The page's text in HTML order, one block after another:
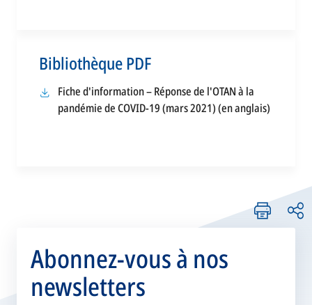
Bibliothèque PDF
Fiche d'information – Réponse de l'OTAN à la
pandémie de COVID-19 (mars 2021) (en anglais)
Abonnez-vous à nos
newsletters